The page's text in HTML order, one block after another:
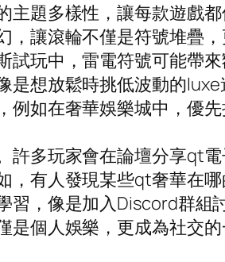
主題多樣性，讓每款遊戲
讓滾輪不僅是符號堆疊
玩中，雷電符號可能帶
是想放鬆時挑低波動的
如在奢華娛樂城中，優
許多玩家會在論壇分享qt
，有人發現某些qt奢華在
，像是加入Discord群組
個人娛樂，更成為社交